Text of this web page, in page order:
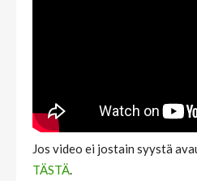
Jos video ei jostain syystä
TÄSTÄ.